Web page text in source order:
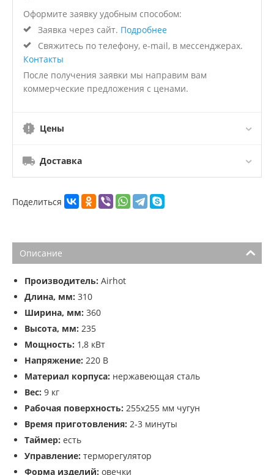
Оформите заявку удобным способом:
Заявка через сайт. Подробнее
Свяжитесь по телефону, e-mail, в мессенджерах.
Контакты
После получения заявки мы направим вам
коммерческие предложения с ценами.
Цены
Доставка
Поделиться
Описание
Производитель: Airhot
Длина, мм: 310
Ширина, мм: 360
Высота, мм: 235
Мощность: 1,8 кВт
Напряжение: 220 В
Материал корпуса: нержавеющая сталь
Вес: 9 кг
Рабочая поверхность: 255х255 мм чугун
Время приготовления: 2-3 минуты
Таймер: есть
Управление: терморегулятор
Форма изделий: овечки